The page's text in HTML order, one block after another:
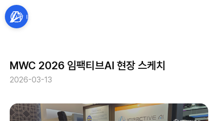
MWC 2026 임팩티브AI 현장 스케치
2026-03-13